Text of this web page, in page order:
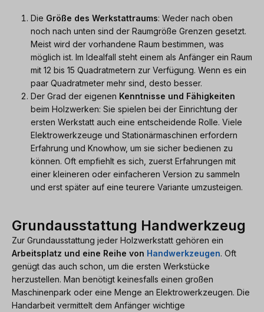
Die Größe des Werkstattraums: Weder nach oben
noch nach unten sind der Raumgröße Grenzen gesetzt.
Meist wird der vorhandene Raum bestimmen, was
möglich ist. Im Idealfall steht einem als Anfänger ein Raum
mit 12 bis 15 Quadratmetern zur Verfügung. Wenn es ein
paar Quadratmeter mehr sind, desto besser.
Der Grad der eigenen Kenntnisse und Fähigkeiten
beim Holzwerken: Sie spielen bei der Einrichtung der
ersten Werkstatt auch eine entscheidende Rolle. Viele
Elektrowerkzeuge und Stationärmaschinen erfordern
Erfahrung und Knowhow, um sie sicher bedienen zu
können. Oft empfiehlt es sich, zuerst Erfahrungen mit
einer kleineren oder einfacheren Version zu sammeln
und erst später auf eine teurere Variante umzusteigen.
Grundausstattung Handwerkzeug
Zur Grundausstattung jeder Holzwerkstatt gehören ein
Arbeitsplatz und eine Reihe von Handwerkzeugen. Oft
genügt das auch schon, um die ersten Werkstücke
herzustellen. Man benötigt keinesfalls einen großen
Maschinenpark oder eine Menge an Elektrowerkzeugen. Die
Handarbeit vermittelt dem Anfänger wichtige